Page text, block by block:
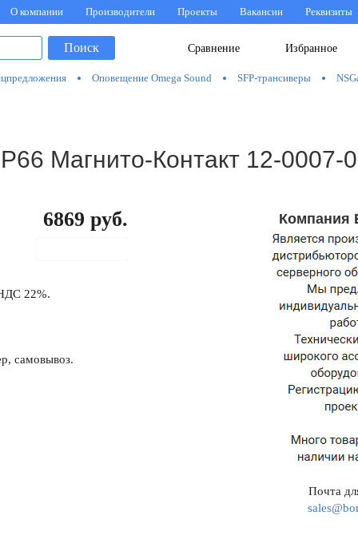
О компании Производители Проекты Вакансии Реквизиты
Избранное
Сравнение
Поиск
Оповещение Omega Sound SFP-трансиверы
Магнито-Контакт 12-0007-
6869 руб.
22%.
самовывоз.
Компания
Почта